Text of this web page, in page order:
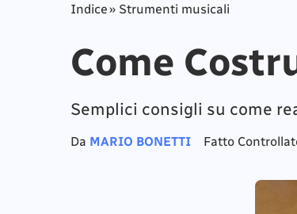
Indice» Strumenti musicali
Come
Semplici consigli su come
Da MARIO BONETTI Fatto